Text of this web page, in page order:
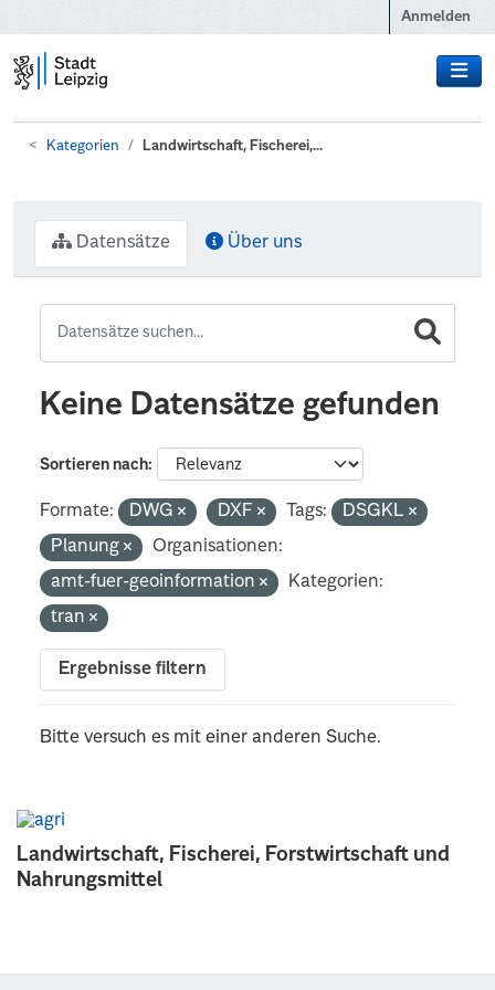
Anmelden
Kategorien Landwirtschaft, Fischerei,...
Landwirtschaft, Fischerei, Forstwirtschaft und
Nahrungsmittel
Datensätze Über uns
Keine Datensätze gefunden
Sortieren nach
Formate: DWG DXF Tags:
DSGKL
Planung
Organisationen:
amt-fuer-geoinformation
Kategorien:
tran
Ergebnisse filtern
Bitte versuch es mit einer anderen Suche.